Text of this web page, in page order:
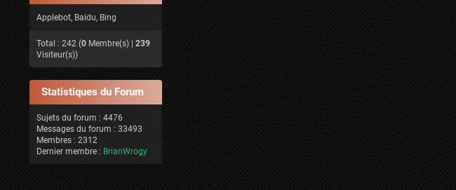
Applebot, Baidu, Bing
Total : 242 (0 Membre(s) | 239
Visiteur(s))
Statistiques du Forum
Sujets du forum : 4476
Messages du forum : 33493
Membres : 2312
Dernier membre : BrianWrogy